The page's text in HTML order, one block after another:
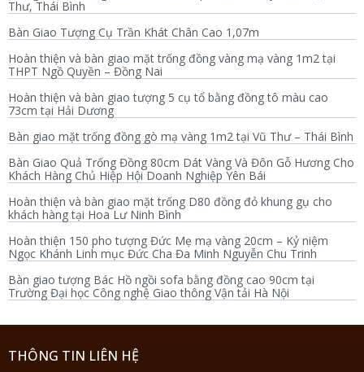
Thư, Thái Bình
Bàn Giao Tượng Cụ Trần Khát Chân Cao 1,07m
Hoàn thiện và bàn giao mặt trống đồng vàng mạ vàng 1m2 tại
THPT Ngồ Quyền – Đồng Nai
Hoàn thiện và bàn giao tượng 5 cụ tổ bằng đồng tô màu cao
73cm tại Hải Dương
Bàn giao mặt trống đồng gò mạ vàng 1m2 tại Vũ Thư – Thái Bình
Bàn Giao Quả Trống Đồng 80cm Dát Vàng Và Đôn Gỗ Hương Cho
Khách Hàng Chủ Hiệp Hội Doanh Nghiệp Yên Bái
Hoàn thiện và bàn giao mặt trống D80 đồng đỏ khung gụ cho
khách hàng tại Hoa Lư Ninh Bình
Hoàn thiện 150 pho tượng Đức Mẹ mạ vàng 20cm – Kỷ niệm
Ngọc Khánh Linh mục Đức Cha Đa Minh Nguyễn Chu Trinh
Bàn giao tượng Bác Hồ ngồi sofa bằng đồng cao 90cm tại
Trường Đại học Công nghệ Giao thông Vận tải Hà Nội
THÔNG TIN LIÊN HỆ